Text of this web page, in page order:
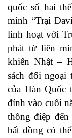
quốc số hai
minh “Trại
linh hoạt với
phát từ liên
khiến Nhật –
sách đối
của Hàn Quốc
đỉnh vào cuối
thông điệp
bất đồng có